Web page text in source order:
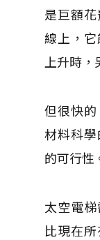
是巨額
線上，
上升時
但很快的
材料科
的可行性
太空電
比現在